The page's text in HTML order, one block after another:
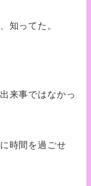
知ってた。
来事ではなかっ
時間を過ごせ